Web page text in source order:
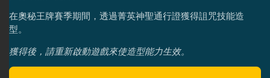
在奧秘王牌賽季期間，透過菁英神聖通行證獲得詛咒技能造
型。
獲得後，請重新啟動遊戲來使造型能力生效。